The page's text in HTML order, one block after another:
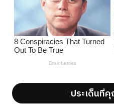
';ประเด็นที่